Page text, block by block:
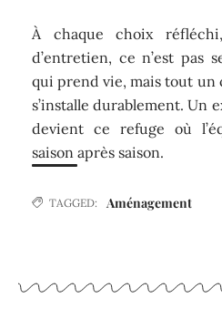
À chaque choix
d’entretien, ce n’est pas
qui prend vie, mais tout un
s’installe durablement. Un
devient ce refuge où
saison après saison.
TAGGED: Aménagement